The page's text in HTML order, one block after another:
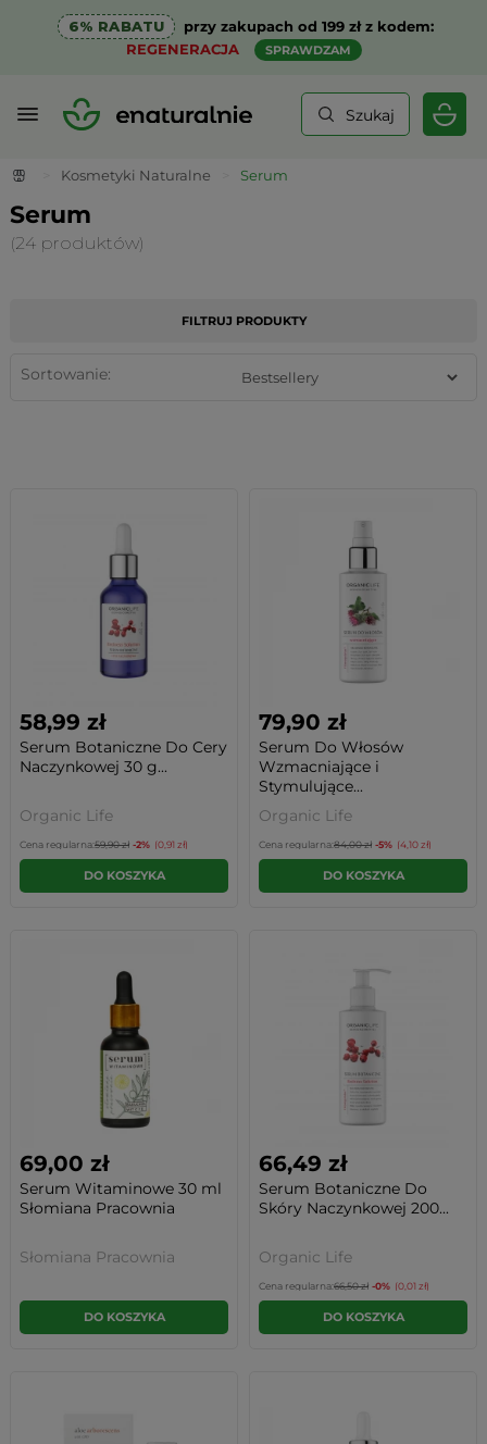
6% RABATU
przy zakupach od 199 zł z kodem:
REGENERACJA
SPRAWDZAM
Szukaj
Kosmetyki Naturalne Serum
Serum
(24 produktów)
FILTRUJ PRODUKTY
Sortowanie:
58,99 zł
Serum Botaniczne Do Cery
Naczynkowej 30 g...
Organic Life
Cena regularna:59,90 zł -2% (0,91 zł)
DO KOSZYKA
79,90 zł
Serum Do Włosów
Wzmacniające i
Stymulujące...
Organic Life
Cena regularna:84,00 zł -5% (4,10 zł)
DO KOSZYKA
69,00 zł
Serum Witaminowe 30 ml
Słomiana Pracownia
Słomiana Pracownia
DO KOSZYKA
66,49 zł
Serum Botaniczne Do
Skóry Naczynkowej 200...
Organic Life
Cena regularna:66,50 zł -0% (0,01 zł)
DO KOSZYKA